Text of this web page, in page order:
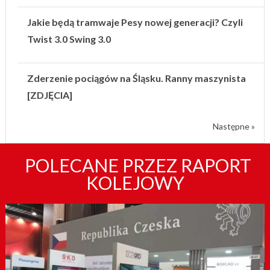
Jakie będą tramwaje Pesy nowej generacji? Czyli
Twist 3.0 Swing 3.0
Zderzenie pociągów na Śląsku. Ranny maszynista
[ZDJĘCIA]
Następne »
POLECANE PRZEZ RAPORT
KOLEJOWY